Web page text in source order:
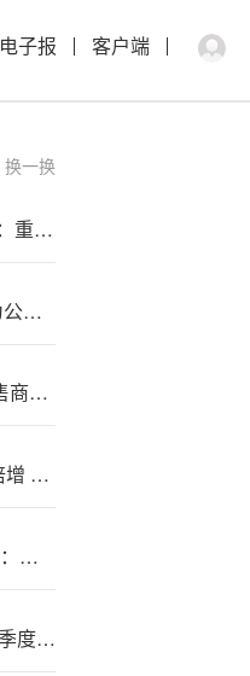
电子报 客户端
换一换
华住发;布「—九大服务承诺」：重塑酒店供应链服务模型，助力加盟商获得更高确定性
虹软科<技>：?选举王进先生为公司第三届董事会职工代表董事
英媒—：里夫斯拟取消英国零售商的商业税率最高档位
万!丰股份技术破局驱?动业绩倍增 新材料布局锚定未来增长极
华泰证券|诈:骗分子的千层套路：自称是机构从业者的“专家”真的是本人吗？
中<部>公募;增速分化：国泰三季度规模增968亿逼近鹏华，招商跌出前十承压，兴证全球成TOP20唯一负增长